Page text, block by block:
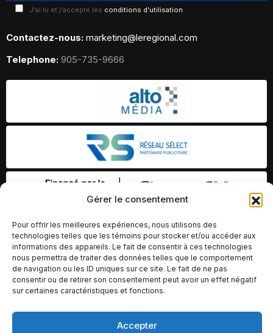
Gérer le consentement
Pour offrir les meilleures expériences, nous utilisons des
technologies telles que les témoins pour stocker et/ou accéder aux
informations des appareils. Le fait de consentir à ces technologies
nous permettra de traiter des données telles que le comportement
de navigation ou les ID uniques sur ce site. Le fait de ne pas
consentir ou de retirer son consentement peut avoir un effet négatif
sur certaines caractéristiques et fonctions.
Accepter
J'ai lu et j'accepte les conditions d'utilisation
Contactez-nous: marketing@leregional.com
Telephone: 905-735-9666
© Copyright 2026 – Altomédia Inc |